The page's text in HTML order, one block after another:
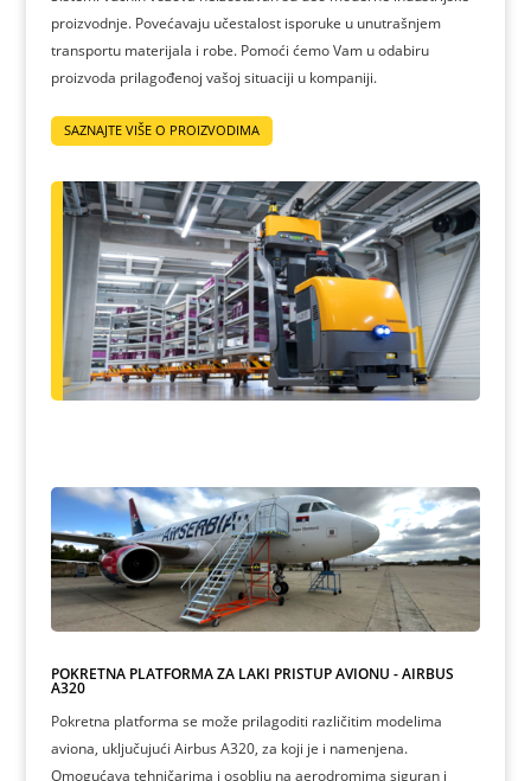
proizvodnje. Povećavaju učestalost isporuke u unutrašnjem
transportu materijala i robe. Pomoći ćemo Vam u odabiru
proizvoda prilagođenoj vašoj situaciji u kompaniji.
SAZNAJTE VIŠE O PROIZVODIMA
POKRETNA PLATFORMA ZA LAKI PRISTUP AVIONU - AIRBUS
A320
Pokretna platforma se može prilagoditi različitim modelima
aviona, uključujući Airbus A320, za koji je i namenjena.
Omogućava tehničarima i osoblju na aerodromima siguran i